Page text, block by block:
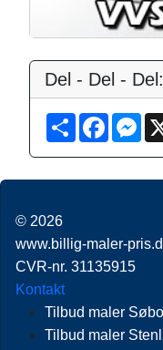
Del - Del - Del:
S
h
e
F
b
M
e
r
© 2026
www.billig-maler-
CVR-nr. 31135915
Kontakt
Tilbud maler
Tilbud maler